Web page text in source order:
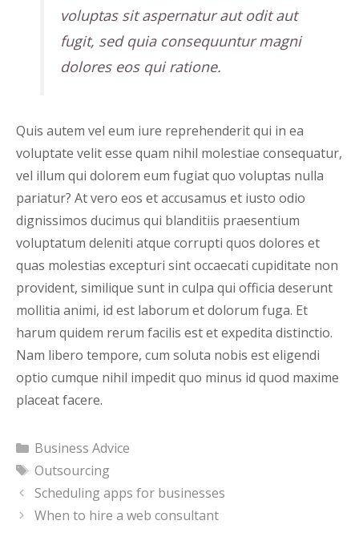
voluptas sit aspernatur aut odit aut
fugit, sed quia consequuntur magni
dolores eos qui ratione.
Quis autem vel eum iure reprehenderit qui in ea
voluptate velit esse quam nihil molestiae consequatur,
vel illum qui dolorem eum fugiat quo voluptas nulla
pariatur? At vero eos et accusamus et iusto odio
dignissimos ducimus qui blanditiis praesentium
voluptatum deleniti atque corrupti quos dolores et
quas molestias excepturi sint occaecati cupiditate non
provident, similique sunt in culpa qui officia deserunt
mollitia animi, id est laborum et dolorum fuga. Et
harum quidem rerum facilis est et expedita distinctio.
Nam libero tempore, cum soluta nobis est eligendi
optio cumque nihil impedit quo minus id quod maxime
placeat facere.
Categories
Business Advice
Tags
Outsourcing
Scheduling apps for businesses
When to hire a web consultant